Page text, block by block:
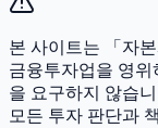
본 사이트는 「자
금융투자업을 영위
을 요구하지 않습
모든 투자 판단과